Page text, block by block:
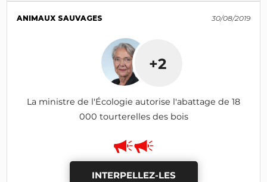
ANIMAUX SAUVAGES 30/08/2019
+2
La ministre de l'Écologie autorise l'abattage de 18
000 tourterelles des bois
INTERPELLEZ-LES